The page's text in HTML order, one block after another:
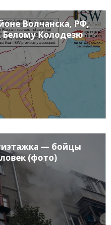
Волчанска, РФ,
Белому Колодезю
— бойцы
(фото)